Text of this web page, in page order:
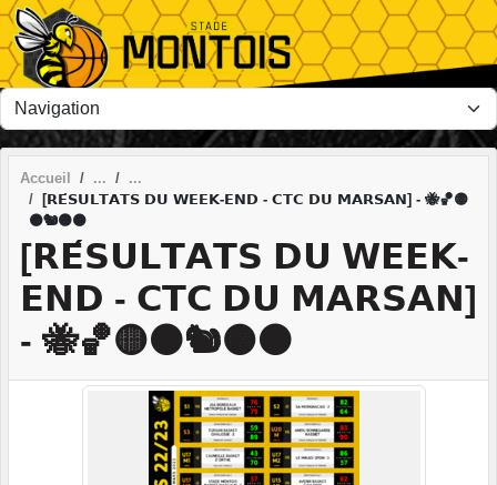
Accueil
[𝗥𝗘́𝗦𝗨𝗟𝗧𝗔𝗧𝗦 𝗗𝗨 𝗪𝗘𝗘𝗞-𝗘𝗡𝗗 - 𝗖𝗧𝗖 𝗗𝗨 𝗠𝗔𝗥𝗦𝗔𝗡] - 🐝🏀🟡
⚫🐿️🟠⚫
[𝗥𝗘́𝗦𝗨𝗟𝗧𝗔𝗧𝗦 𝗗𝗨 𝗪𝗘𝗘𝗞-
𝗘𝗡𝗗 - 𝗖𝗧𝗖 𝗗𝗨 𝗠𝗔𝗥𝗦𝗔𝗡]
- 🐝🏀🟡⚫🐿️🟠⚫
Panneau de gestion des cookies